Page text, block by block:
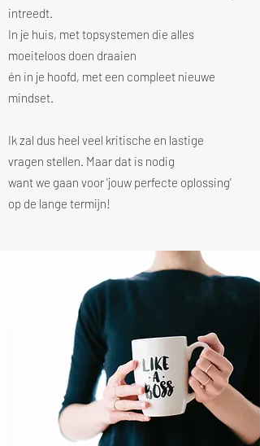
intreedt.
In je huis, met topsystemen die alles
moeiteloos doen draaien
én in je hoofd, met een compleet nieuwe
mindset.
Ik zal dus heel veel kritische en lastige
vragen stellen. Maar dat is nodig
want we gaan voor 'jouw perfecte oplossing'
op de lange termijn!